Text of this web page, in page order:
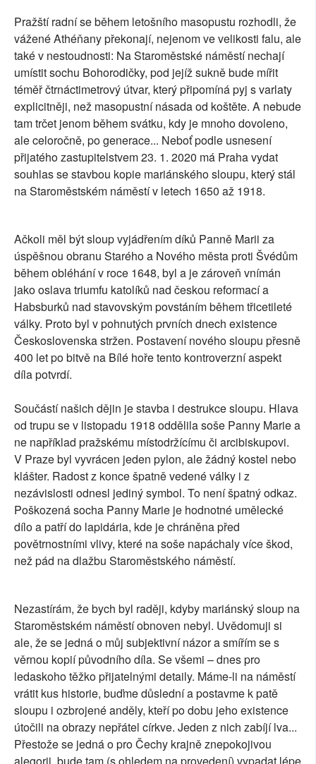
Pražští radní se během letošního masopustu rozhodli, že
vážené Athéňany překonají, nejenom ve velikosti falu, ale
také v nestoudnosti: Na Staroměstské náměstí nechají
umístit sochu Bohorodičky, pod jejíž sukně bude mířit
téměř čtrnáctimetrový útvar, který připomíná pyj s varlaty
explicitněji, než masopustní násada od koštěte. A nebude
tam trčet jenom během svátku, kdy je mnoho dovoleno,
ale celoročně, po generace... Neboť podle usnesení
přijatého zastupitelstvem 23. 1. 2020 má Praha vydat
souhlas se stavbou kopie mariánského sloupu, který stál
na Staroměstském náměstí v letech 1650 až 1918.
Ačkoli měl být sloup vyjádřením díků Panně Marii za
úspěšnou obranu Starého a Nového města proti Švédům
během obléhání v roce 1648, byl a je zároveň vnímán
jako oslava triumfu katolíků nad českou reformací a
Habsburků nad stavovským povstáním během třicetileté
války. Proto byl v pohnutých prvních dnech existence
Československa stržen. Postavení nového sloupu přesně
400 let po bitvě na Bílé hoře tento kontroverzní aspekt
díla potvrdí.
Součástí našich dějin je stavba i destrukce sloupu. Hlava
od trupu se v listopadu 1918 oddělila soše Panny Marie a
ne například pražskému místodržícímu či arcibiskupovi.
V Praze byl vyvrácen jeden pylon, ale žádný kostel nebo
klášter. Radost z konce špatně vedené války i z
nezávislosti odnesl jediný symbol. To není špatný odkaz.
Poškozená socha Panny Marie je hodnotné umělecké
dílo a patří do lapidária, kde je chráněna před
povětrnostními vlivy, které na soše napáchaly více škod,
než pád na dlažbu Staroměstského náměstí.
Nezastírám, že bych byl raději, kdyby mariánský sloup na
Staroměstském náměstí obnoven nebyl. Uvědomuji si
ale, že se jedná o můj subjektivní názor a smířím se s
věrnou kopií původního díla. Se všemi – dnes pro
ledaskoho těžko přijatelnými detaily. Máme-li na náměstí
vrátit kus historie, buďme důslední a postavme k patě
sloupu i ozbrojené anděly, kteří po dobu jeho existence
útočili na obrazy nepřátel církve. Jeden z nich zabíjí lva...
Přestože se jedná o pro Čechy krajně znepokojivou